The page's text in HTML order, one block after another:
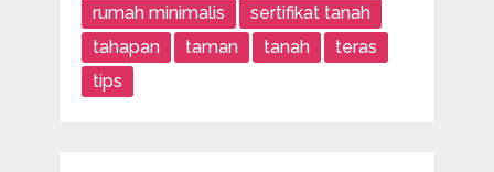
rumah minimalis
sertifikat tanah
tahapan
taman tanah
teras
tips